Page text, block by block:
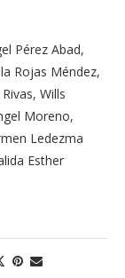
Pérez Abad,
Rojas Méndez,
Wills
Moreno,
Ledezma
Esther